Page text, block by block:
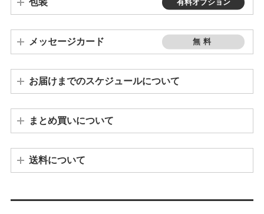
包装 有料オプション
メッセージカード 無料
お届けまでのスケジュールについて
まとめ買いについて
送料について